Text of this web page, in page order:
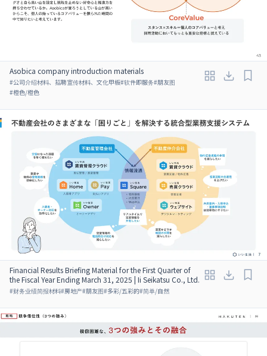
Asobica company introduction materials
#公司介绍材料、招聘宣传材料、文化甲板#软件即服务#朋友图
#橙色/橙色
Financial Results Briefing Material for the First Quarter of
the Fiscal Year Ending March 31, 2025 | Ii Seikatsu Co., Ltd.
#财务业绩简报材料#房地产#朋友图#多彩/五彩的#简单/自然